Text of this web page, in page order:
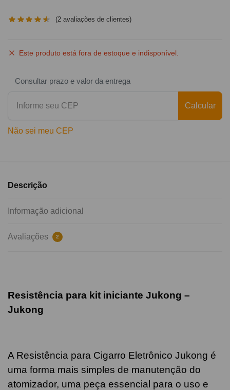
(2 avaliações de clientes)
Este produto está fora de estoque e indisponível.
Consultar prazo e valor da entrega
Calcular
Não sei meu CEP
Descrição
Informação adicional
Avaliações 2
Resistência para kit iniciante Jukong –
Jukong
A Resistência para Cigarro Eletrônico Jukong é
uma forma mais simples de manutenção do
atomizador, uma peça essencial para o uso e